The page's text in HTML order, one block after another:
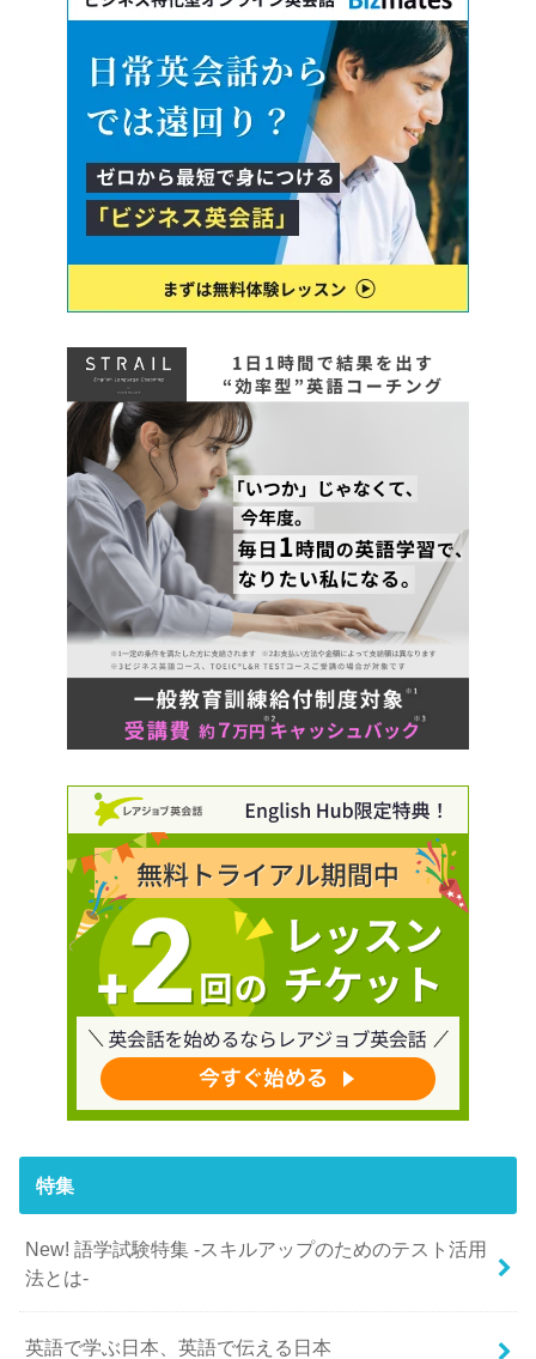
特集
New! 語学試験特集 -スキルアップのためのテスト活用
法とは-
英語で学ぶ日本、英語で伝える日本